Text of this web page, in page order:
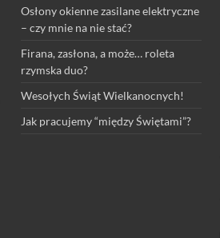
Osłony okienne zasilane elektryczne
– czy mnie na nie stać?
Firana, zasłona, a może… roleta
rzymska duo?
Wesołych Świąt Wielkanocnych!
Jak pracujemy “między Świętami”?